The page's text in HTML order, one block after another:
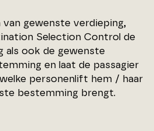
gewenste verdieping,
Selection Control de
als ook de gewenste
en laat de passagier
personenlift hem / haar
bestemming brengt.